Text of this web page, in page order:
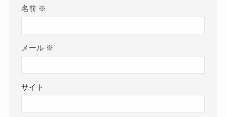
名前 ※
メール ※
サイト